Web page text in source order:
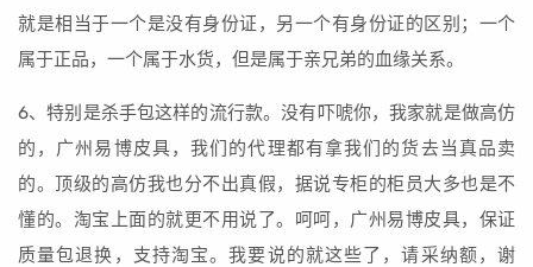
就是相当于一个是没有身份证，另一个有身份证的区别；一个
属于正品，一个属于水货，但是属于亲兄弟的血缘关系。
6、特别是杀手包这样的流行款。没有吓唬你，我家就是做高仿
的，广州易博皮具，我们的代理都有拿我们的货去当真品卖
的。顶级的高仿我也分不出真假，据说专柜的柜员大多也是不
懂的。淘宝上面的就更不用说了。呵呵，广州易博皮具，保证
质量包退换，支持淘宝。我要说的就这些了，请采纳额，谢